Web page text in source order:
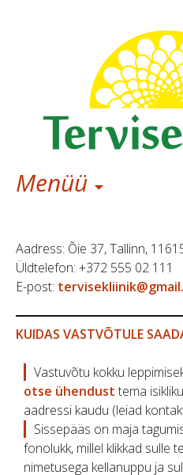
Menüü
Aadress: Õie 37, Tallinn,
Üldtelefon: +372 555 02 111
E-post:
KUIDAS VASTVÕTULE
Vastuvõtu kokku
otse ühendust tema
aadressi kaudu (leiad
Sissepääs on maja
fonolukk, millel klikkad sulle
nimetusega kellanuppu ja